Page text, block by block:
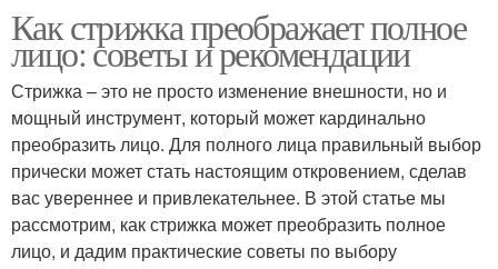
Как стрижка преображает полное
лицо: советы и рекомендации
Стрижка – это не просто изменение внешности, но и
мощный инструмент, который может кардинально
преобразить лицо. Для полного лица правильный выбор
прически может стать настоящим откровением, сделав
вас увереннее и привлекательнее. В этой статье мы
рассмотрим, как стрижка может преобразить полное
лицо, и дадим практические советы по выбору